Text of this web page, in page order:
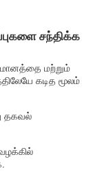
சந்திக்க
மற்றும்
கடித மூலம்
தகவல்